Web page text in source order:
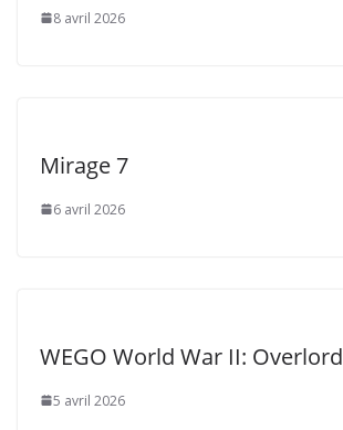
8 avril 2026
Mirage 7
6 avril 2026
WEGO World War II: Overlord
5 avril 2026